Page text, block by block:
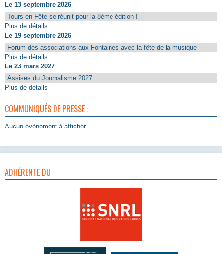
Le 13 septembre 2026
Tours en Fête se réunit pour la 8ème édition ! -
Plus de détails
Le 19 septembre 2026
Forum des associations aux Fontaines avec la fête de la musique
Plus de détails
Le 23 mars 2027
Assises du Journalisme 2027
Plus de détails
COMMUNIQUÉS DE PRESSE :
Aucun évènement à afficher.
ADHÉRENTE DU